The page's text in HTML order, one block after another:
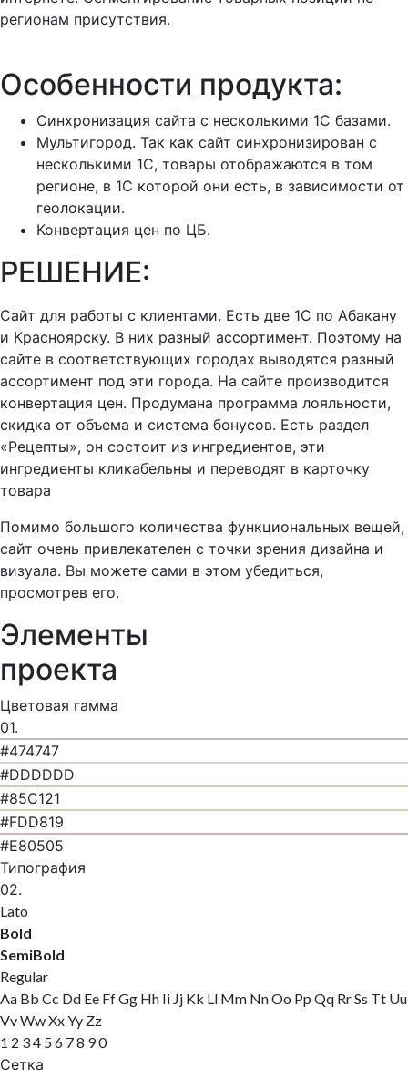
регионам присутствия.
Особенности продукта:
Синхронизация сайта с несколькими 1С базами.
Мультигород. Так как сайт синхронизирован с
несколькими 1С, товары отображаются в том
регионе, в 1С которой они есть, в зависимости от
геолокации.
Конвертация цен по ЦБ.
РЕШЕНИЕ:
Сайт для работы с клиентами. Есть две 1С по Абакану
и Красноярску. В них разный ассортимент. Поэтому на
сайте в соответствующих городах выводятся разный
ассортимент под эти города. На сайте производится
конвертация цен. Продумана программа лояльности,
скидка от объема и система бонусов. Есть раздел
«Рецепты», он состоит из ингредиентов, эти
ингредиенты кликабельны и переводят в карточку
товара
Помимо большого количества функциональных вещей,
сайт очень привлекателен с точки зрения дизайна и
визуала. Вы можете сами в этом убедиться,
просмотрев его.
Элементы
проекта
Цветовая гамма
01.
#474747
#DDDDDD
#85C121
#FDD819
#E80505
Типография
02.
Lato
Bold
SemiBold
Regular
Aa Bb Cc Dd Ee Ff Gg Hh Ii Jj Kk Ll Mm Nn Oo Pp Qq Rr Ss Tt Uu
Vv Ww Xx Yy Zz
1 2 3 4 5 6 7 8 9 0
Сетка